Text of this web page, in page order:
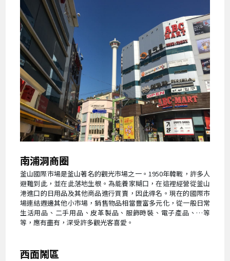
南浦洞商圈
釜山國際市場是釜山著名的觀光市場之一。1950年韓戰，許多人
避難到此，並在此落地生根。為能養家糊口，在這裡經營從釜山
港進口的日用品及其他商品進行買賣，因此得名。現在的國際市
場連結週邊其他小市場，銷售物品相當豐富多元化，從一般日常
生活用品、二手用品、皮革製品、服飾時裝、電子產品、…等
等，應有盡有，深受許多觀光客喜愛。
西面鬧區